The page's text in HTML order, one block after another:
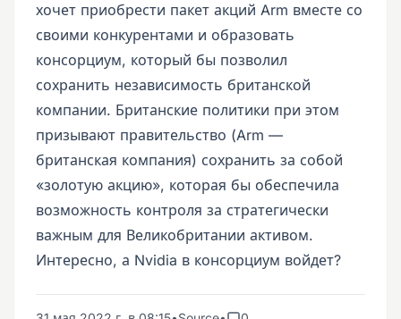
хочет приобрести пакет акций Arm вместе со
своими конкурентами и образовать
консорциум, который бы позволил
сохранить независимость британской
компании. Британские политики при этом
призывают правительство (Arm —
британская компания) сохранить за собой
«золотую акцию», которая бы обеспечила
возможность контроля за стратегически
важным для Великобритании активом.
Интересно, а Nvidia в консорциум войдет?